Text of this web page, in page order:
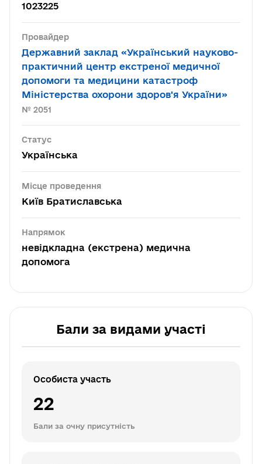
1023225
Провайдер
Державний заклад «Український науково-
практичний центр екстреної медичної
допомоги та медицини катастроф
Міністерства охорони здоров'я України»
№ 2051
Статус
Українська
Місце проведення
Київ Братиславська
Напрямок
невідкладна (екстрена) медична
допомога
Бали за видами участі
Особиста участь
22
Бали за очну присутність